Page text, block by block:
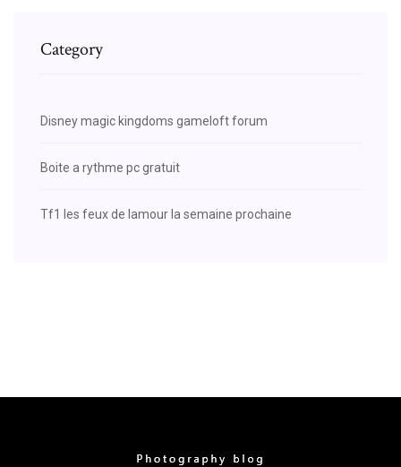
Category
Disney magic kingdoms gameloft forum
Boite a rythme pc gratuit
Tf1 les feux de lamour la semaine prochaine